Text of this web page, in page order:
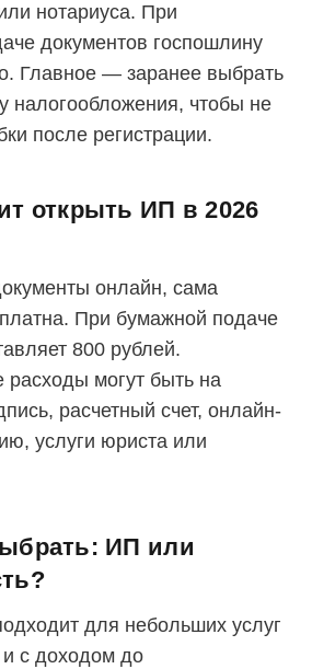
нотариуса. При
документов госпошлину
Главное — заранее выбрать
налогообложения, чтобы не
после регистрации.
открыть ИП в 2026
онлайн, сама
При бумажной подаче
800 рублей.
могут быть на
расчетный счет, онлайн-
услуги юриста или
ИП или
для небольших услуг
и с доходом до